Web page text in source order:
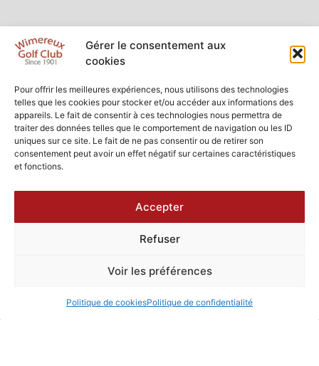
Gérer le consentement aux
cookies
Pour offrir les meilleures expériences, nous utilisons des technologies
telles que les cookies pour stocker et/ou accéder aux informations des
appareils. Le fait de consentir à ces technologies nous permettra de
traiter des données telles que le comportement de navigation ou les ID
uniques sur ce site. Le fait de ne pas consentir ou de retirer son
consentement peut avoir un effet négatif sur certaines caractéristiques
et fonctions.
Accepter
Refuser
Voir les préférences
Politique de cookiesPolitique de confidentialité